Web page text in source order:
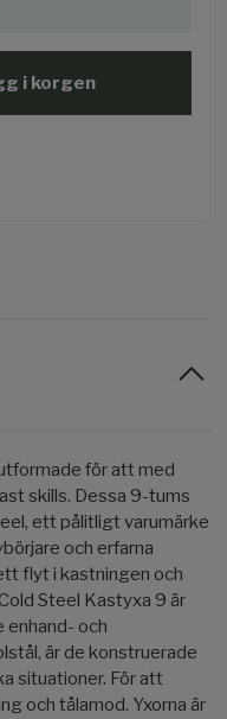
i korgen
för att med
skills. Dessa 9-tums
ett pålitligt varumärke
och erfarna
flyt i kastningen och
Steel Kastyxa 9 är
enhand- och
är de konstruerade
situationer. För att
och tålamod. Yxorna är